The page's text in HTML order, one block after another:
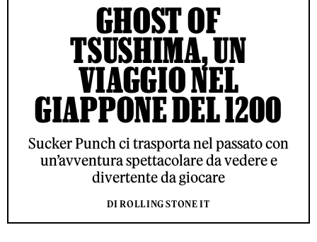
GHOST OF
TSUSHIMA, UN
VIAGGIO NEL
GIAPPONE DEL 1200
Sucker Punch ci trasporta nel passato con
un’avventura spettacolare da vedere e
divertente da giocare
DI ROLLING STONE IT